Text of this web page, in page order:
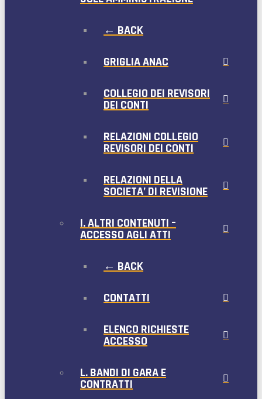
← BACK
GRIGLIA ANAC
COLLEGIO DEI REVISORI
DEI CONTI
RELAZIONI COLLEGIO
REVISORI DEI CONTI
RELAZIONI DELLA
SOCIETA’ DI REVISIONE
I. ALTRI CONTENUTI –
ACCESSO AGLI ATTI
← BACK
CONTATTI
ELENCO RICHIESTE
ACCESSO
L. BANDI DI GARA E
CONTRATTI